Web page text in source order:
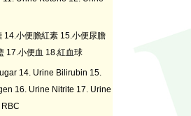
14.小便膽紅素 15.小便尿膽
17.小便血 18.紅血球
14. Urine Bilirubin 15.
16. Urine Nitrite 17. Urine